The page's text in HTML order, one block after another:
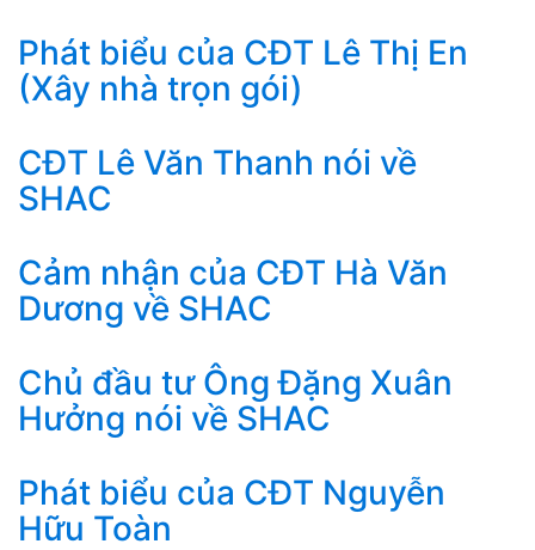
Phát biểu của CĐT Lê Thị En
(Xây nhà trọn gói)
CĐT Lê Văn Thanh nói về
SHAC
Cảm nhận của CĐT Hà Văn
Dương về SHAC
Chủ đầu tư Ông Đặng Xuân
Hưởng nói về SHAC
Phát biểu của CĐT Nguyễn
Hữu Toàn